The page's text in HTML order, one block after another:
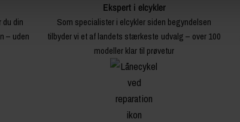
din
– uden
Ekspert i elcykler
Som specialister i elcykler siden begyndelsen
tilbyder vi et af landets stærkeste udvalg – over 100
modeller klar til prøvetur